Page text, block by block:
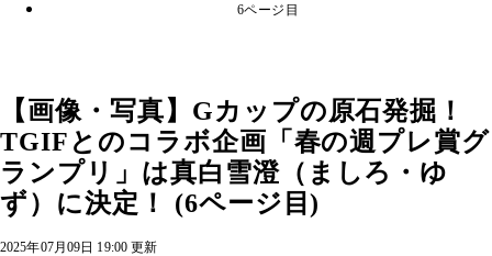
6ページ目
【画像・写真】Gカップの原石発掘！
TGIFとのコラボ企画「春の週プレ賞グ
ランプリ」は真白雪澄（ましろ・ゆ
ず）に決定！ (6ページ目)
2025年07月09日 19:00 更新